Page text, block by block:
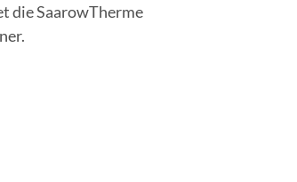
die SaarowTherme